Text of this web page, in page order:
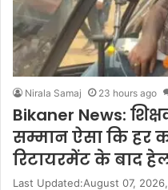
Nirala Samaj 23 hours ago
Bikaner News:
सम्मान ऐसा कि हर
रिटायरमेंट के बाद
Last Updated:August 07, 2026,